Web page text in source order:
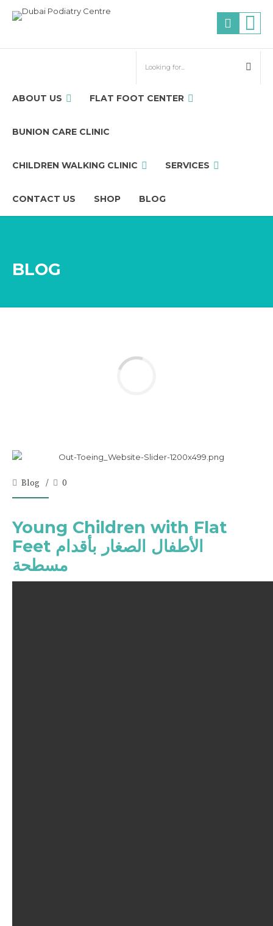
ABOUT US FLAT FOOT CENTER
BUNION CARE CLINIC
CHILDREN WALKING CLINIC SERVICES
CONTACT US SHOP BLOG
BLOG
Blog 0
Young Children with Flat
Feet الأطفال الصغار بأقدام
مسطحة